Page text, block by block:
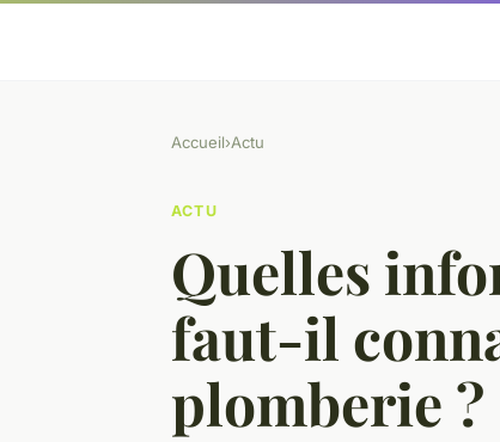
Accueil›Actu
ACTU
Quelles
faut-il
plomberie ?